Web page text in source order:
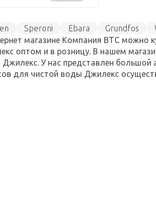
Speroni Ebara Grundfos
магазине Компания ВТС можно
оптом и в розницу. В нашем
У нас представлен
для чистой воды Джилекс